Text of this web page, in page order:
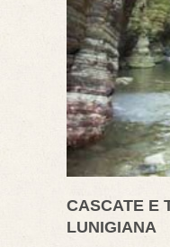
CASCATE E
LUNIGIANA